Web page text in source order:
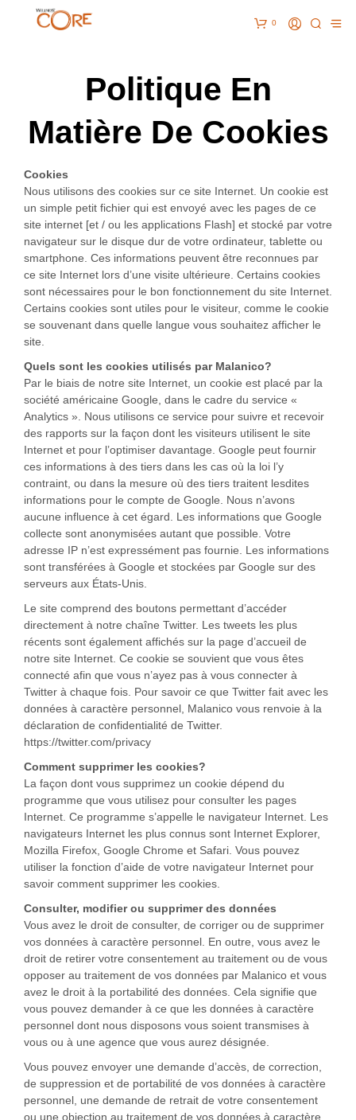
0
Politique En
Matière De Cookies
Cookies
Nous utilisons des cookies sur ce site Internet. Un cookie est
un simple petit fichier qui est envoyé avec les pages de ce
site internet [et / ou les applications Flash] et stocké par votre
navigateur sur le disque dur de votre ordinateur, tablette ou
smartphone. Ces informations peuvent être reconnues par
ce site Internet lors d’une visite ultérieure. Certains cookies
sont nécessaires pour le bon fonctionnement du site Internet.
Certains cookies sont utiles pour le visiteur, comme le cookie
se souvenant dans quelle langue vous souhaitez afficher le
site.
Quels sont les cookies utilisés par Malanico?
Par le biais de notre site Internet, un cookie est placé par la
société américaine Google, dans le cadre du service «
Analytics ». Nous utilisons ce service pour suivre et recevoir
des rapports sur la façon dont les visiteurs utilisent le site
Internet et pour l’optimiser davantage. Google peut fournir
ces informations à des tiers dans les cas où la loi l’y
contraint, ou dans la mesure où des tiers traitent lesdites
informations pour le compte de Google. Nous n’avons
aucune influence à cet égard. Les informations que Google
collecte sont anonymisées autant que possible. Votre
adresse IP n’est expressément pas fournie. Les informations
sont transférées à Google et stockées par Google sur des
serveurs aux États-Unis.
Le site comprend des boutons permettant d’accéder
directement à notre chaîne Twitter. Les tweets les plus
récents sont également affichés sur la page d’accueil de
notre site Internet. Ce cookie se souvient que vous êtes
connecté afin que vous n’ayez pas à vous connecter à
Twitter à chaque fois. Pour savoir ce que Twitter fait avec les
données à caractère personnel, Malanico vous renvoie à la
déclaration de confidentialité de Twitter.
https://twitter.com/privacy
Comment supprimer les cookies?
La façon dont vous supprimez un cookie dépend du
programme que vous utilisez pour consulter les pages
Internet. Ce programme s’appelle le navigateur Internet. Les
navigateurs Internet les plus connus sont Internet Explorer,
Mozilla Firefox, Google Chrome et Safari. Vous pouvez
utiliser la fonction d’aide de votre navigateur Internet pour
savoir comment supprimer les cookies.
Consulter, modifier ou supprimer des données
Vous avez le droit de consulter, de corriger ou de supprimer
vos données à caractère personnel. En outre, vous avez le
droit de retirer votre consentement au traitement ou de vous
opposer au traitement de vos données par Malanico et vous
avez le droit à la portabilité des données. Cela signifie que
vous pouvez demander à ce que les données à caractère
personnel dont nous disposons vous soient transmises à
vous ou à une agence que vous aurez désignée.
Vous pouvez envoyer une demande d’accès, de correction,
de suppression et de portabilité de vos données à caractère
personnel, une demande de retrait de votre consentement
ou une objection au traitement de vos données à caractère